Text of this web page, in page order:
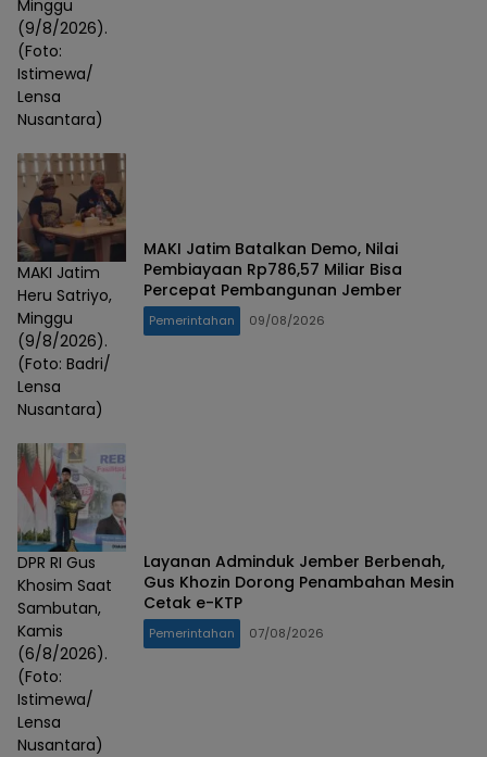
Minggu
(9/8/2026).
(Foto:
Istimewa/
Lensa
Nusantara)
MAKI Jatim
Heru Satriyo,
Minggu
(9/8/2026).
(Foto: Badri/
Lensa
Nusantara)
MAKI Jatim Batalkan Demo, Nilai
Pembiayaan Rp786,57 Miliar Bisa
Percepat Pembangunan Jember
Pemerintahan 09/08/2026
DPR RI Gus
Khosim Saat
Sambutan,
Kamis
(6/8/2026).
(Foto:
Istimewa/
Lensa
Nusantara)
Layanan Adminduk Jember Berbenah,
Gus Khozin Dorong Penambahan Mesin
Cetak e-KTP
Pemerintahan 07/08/2026